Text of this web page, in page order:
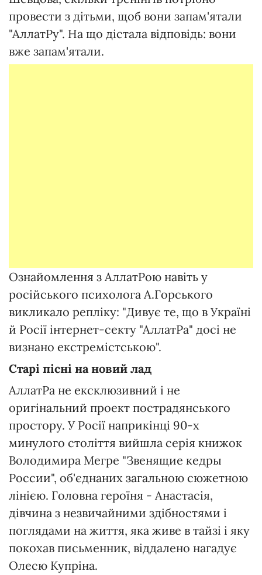
провести з дітьми, щоб вони запам'ятали
"АллатРу". На що дістала відповідь: вони
вже запам'ятали.
Ознайомлення з АллатРою навіть у
російського психолога А.Горського
викликало репліку: "Дивує те, що в Україні
й Росії інтернет-секту "АллатРа" досі не
визнано екстремістською".
Старі пісні на новий лад
АллатРа не ексклюзивний і не
оригінальний проект пострадянського
простору. У Росії наприкінці 90-х
минулого століття вийшла серія книжок
Володимира Мегре "Звенящие кедры
России", об'єднаних загальною сюжетною
лінією. Головна героїня - Анастасія,
дівчина з незвичайними здібностями і
поглядами на життя, яка живе в тайзі і яку
покохав письменник, віддалено нагадує
Олесю Купріна.